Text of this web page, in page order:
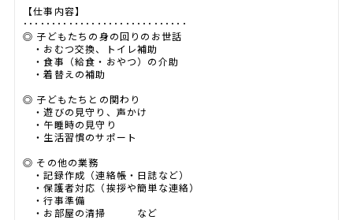
【仕事内容】
･････････････････････････････
◎ 子どもたちの身の回りのお世話
・おむつ交換、トイレ補助
・食事（給食・おやつ）の介助
・着替えの補助
◎ 子どもたちとの関わり
・遊びの見守り、声かけ
・午睡時の見守り
・生活習慣のサポート
◎ その他の業務
・記録作成（連絡帳・日誌など）
・保護者対応（挨拶や簡単な連絡）
・行事準備
・お部屋の清掃 など